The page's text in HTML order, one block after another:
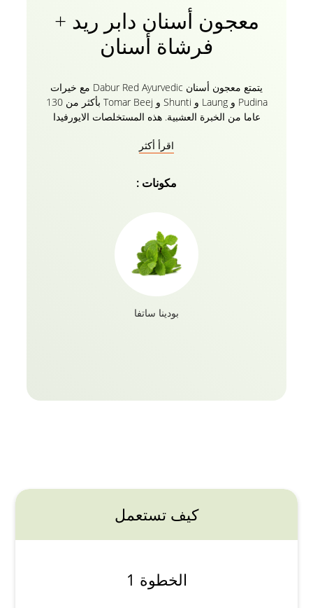
معجون أسنان دابر ريد +
فرشاة أسنان
يتمتع معجون أسنان Dabur Red Ayurvedic مع خيرات
Pudina و Laung و Shunti و Tomar Beej بأكثر من 130
عاما من الخبرة العشبية. هذه المستخلصات الايورفيدا
ابتسامتك الثمينة مع تركيبة معجون الأسنان العضوية
بما في ذلك نزيف اللثة والتجاويف ورائحة الفم الكريهة
الكريهة!
اقرأ أكثر
مكونات :
بودينا ساتفا
كيف تستعمل
الخطوة 1